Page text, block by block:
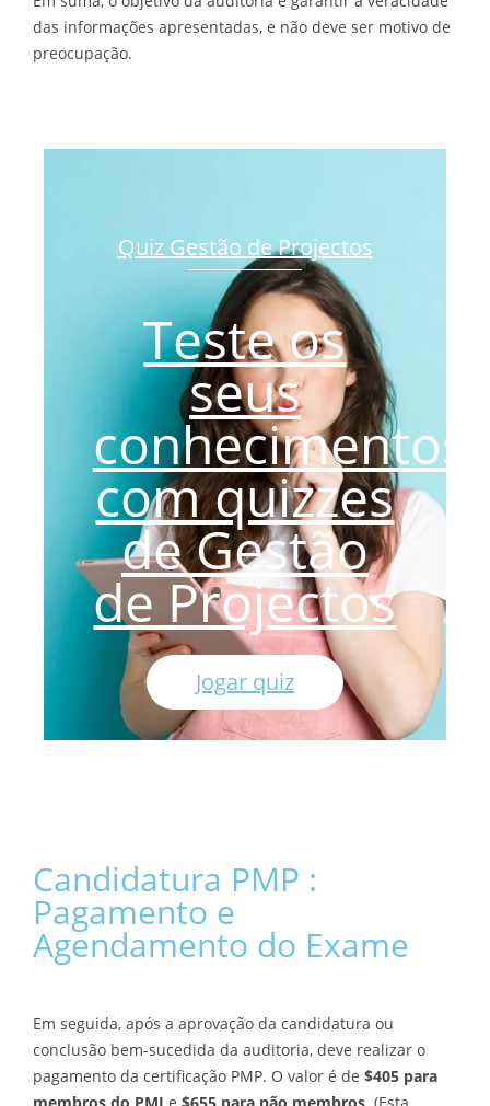
das informações apresentadas, e não deve ser motivo de
preocupação.
Quiz Gestão de Projectos
Teste os
seus
conhecimentos
com quizzes
de Gestão
de Projectos
Jogar quiz
Candidatura PMP :
Pagamento e
Agendamento do Exame
Em seguida, após a aprovação da candidatura ou
conclusão bem-sucedida da auditoria, deve realizar o
pagamento da certificação PMP. O valor é de $405 para